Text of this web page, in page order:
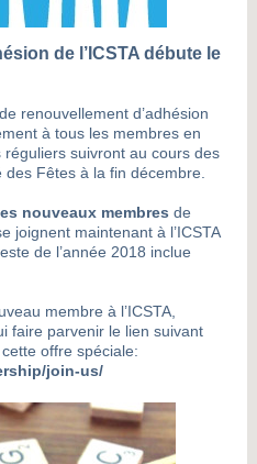
de l’ICSTA débute le
renouvellement d’adhésion
à tous les membres en
réguliers suivront au cours des
Fêtes à la fin décembre.
nouveaux membres de
joignent maintenant à l’ICSTA
de l’année 2018 inclue
membre à l’ICSTA,
faire parvenir le lien suivant
offre spéciale:
join-us/